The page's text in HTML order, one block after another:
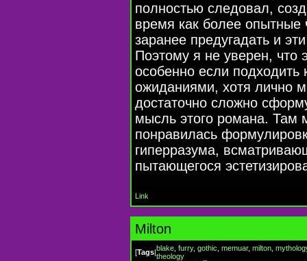
полностью следовал,
время как более опытные
заранее предугадать и
Поэтому я не уверен, что
особенно если
ожиданиями, хотя лично
достаточно сложно
мысль этого романа. Там
понравилась
гиперразума,
пытающегося
Link
Milton
[Tags|blake furry, gothic memuar, milton
theology